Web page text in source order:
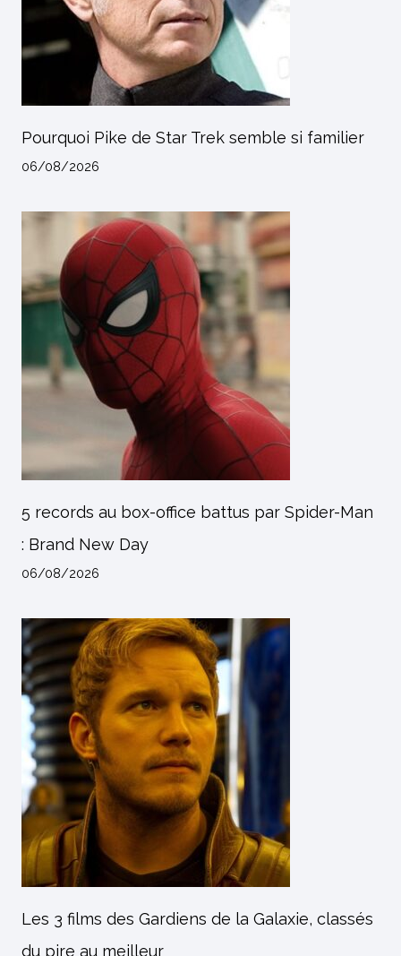
Pourquoi Pike de Star Trek semble si familier
06/08/2026
5 records au box-office battus par Spider-Man
: Brand New Day
06/08/2026
Les 3 films des Gardiens de la Galaxie, classés
du pire au meilleur